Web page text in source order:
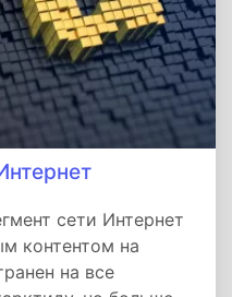
сети Интернет
контентом на
на все